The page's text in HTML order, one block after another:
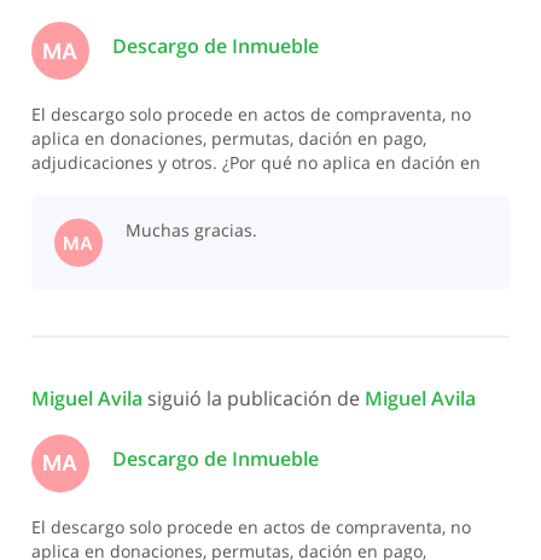
MA Descargo de Inmueble
El descargo solo procede en actos de compraventa, no
aplica en donaciones, permutas, dación en pago,
adjudicaciones y otros. ¿Por qué no aplica en dación en
MA
Muchas gracias.
Miguel Avila siguió la publicación de Miguel Avila
MA Descargo de Inmueble
El descargo solo procede en actos de compraventa, no
aplica en donaciones, permutas, dación en pago,